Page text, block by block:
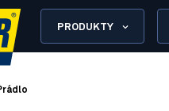
PRODUKTY